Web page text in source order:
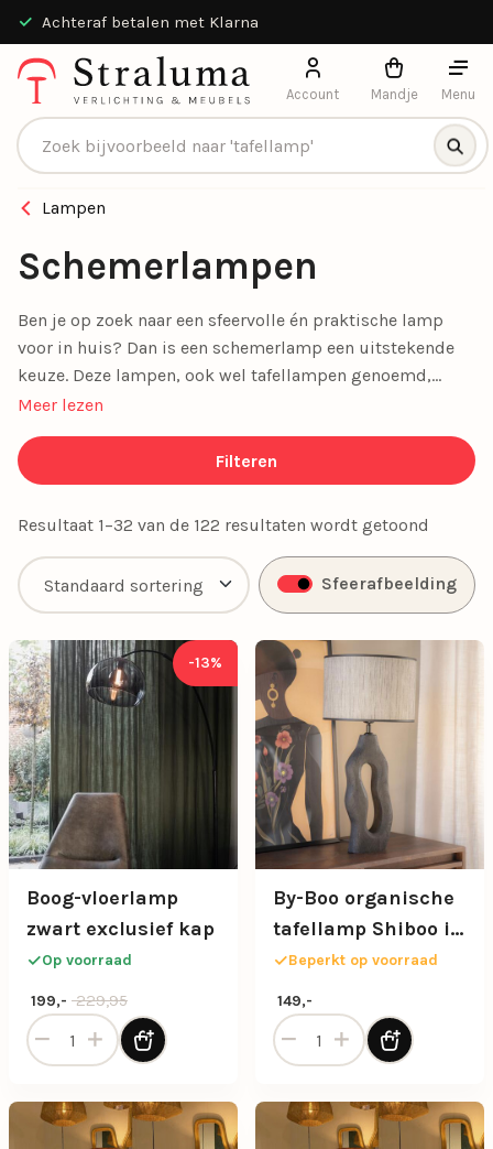
Achteraf betalen met Klarna
Producten zoeken
Account Mandje Menu
Lampen
Schemerlampen
Ben je op zoek naar een sfeervolle én praktische lamp
voor in huis? Dan is een schemerlamp een uitstekende
keuze. Deze lampen, ook wel tafellampen genoemd,
geven een warm en gezellig licht. Dat maakt ze ideaal
Meer lezen
Filteren
Resultaat 1–32 van de 122 resultaten wordt getoond
Sfeerafbeelding
-13%
Boog-vloerlamp
zwart exclusief kap
Op voorraad
229,95
Oorspronkelijke prijs was: 229,95.
199,-
Huidige prijs is: 199,-.
Boog-vloerlamp zwart exclusief kap aantal
By-Boo organische
tafellamp Shiboo in
zwart
Beperkt op voorraad
149,-
By-Boo organische